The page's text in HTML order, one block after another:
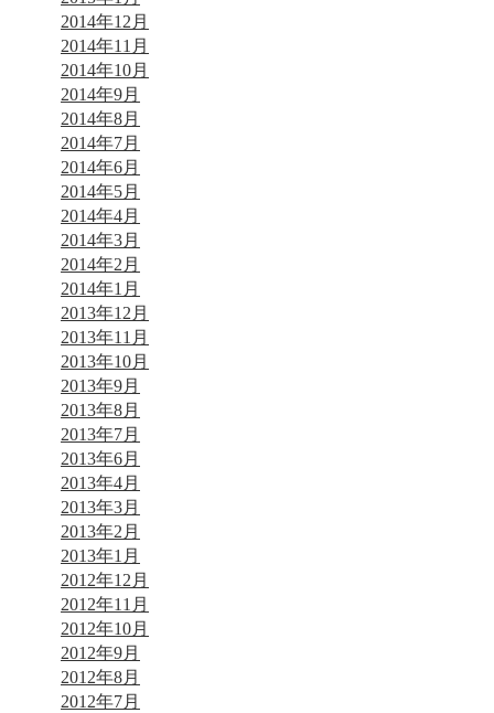
2014年12月
2014年11月
2014年10月
2014年9月
2014年8月
2014年7月
2014年6月
2014年5月
2014年4月
2014年3月
2014年2月
2014年1月
2013年12月
2013年11月
2013年10月
2013年9月
2013年8月
2013年7月
2013年6月
2013年4月
2013年3月
2013年2月
2013年1月
2012年12月
2012年11月
2012年10月
2012年9月
2012年8月
2012年7月